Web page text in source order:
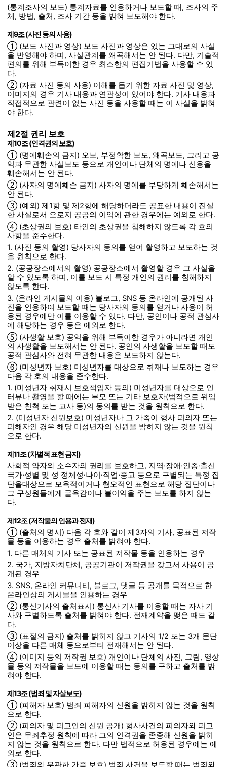
(통계조사의 보도) 통계자료를 인용하거나 보도할 때, 조사의 주
체, 방법, 출처, 조사 기간 등을 밝혀 보도해야 한다.
제9조 (사진 등의 사용)
① (보도 사진과 영상) 보도 사진과 영상은 있는 그대로의 사실
을 반영해야 하며, 사실관계를 왜곡해서는 안 된다. 다만, 기술적
편의를 위해 부득이한 경우 최소한의 편집기법을 사용할 수 있
다.
② (자료 사진 등의 사용) 이해를 돕기 위한 자료 사진 및 영상,
이미지의 경우 기사 내용과 연관성이 있어야 한다. 기사 내용과
직접적으로 관련이 없는 사진 등을 사용할 때는 이 사실을 밝혀
야 한다.
제2절 권리 보호
제10조 (인격권의 보호)
① (명예훼손의 금지) 오보, 부정확한 보도, 왜곡보도, 그리고 공
익과 무관한 사실보도 등으로 개인이나 단체의 명예나 신용을
훼손해서는 안 된다.
② (사자의 명예훼손 금지) 사자의 명예를 부당하게 훼손해서는
안 된다.
③ (예외) 제1항 및 제2항에 해당하더라도 공표한 내용이 진실
한 사실로서 오로지 공공의 이익에 관한 경우에는 예외로 한다.
④ (초상권의 보호) 타인의 초상권을 침해하지 않도록 각 호의
사항을 준수한다.
1. (사진 등의 촬영) 당사자의 동의를 얻어 촬영하고 보도하는 것
을 원칙으로 한다.
2. (공공장소에서의 촬영) 공공장소에서 촬영할 경우 그 사실을
알 수 있도록 하며, 이를 보도 시 특정 개인의 권리를 침해하지
않도록 한다.
3. (온라인 게시물의 이용) 블로그, SNS 등 온라인에 공개된 사
진을 인용하여 보도할 때는 당사자의 동의를 얻거나 사용이 허
용된 경우에만 이를 이용할 수 있다. 다만, 공인이나 공적 관심사
에 해당하는 경우 등은 예외로 한다.
⑤ (사생활 보호) 공익을 위해 부득이한 경우가 아니라면 개인
의 사생활을 보도해서는 안 된다. 공인의 사생활을 보도할 때도
공적 관심사와 전혀 무관한 내용은 보도하지 않는다.
⑥ (미성년자 보호) 미성년자를 대상으로 취재나 보도하는 경우
다음 각 호의 내용을 준수한다.
1. (미성년자 취재시 보호책임자 동의) 미성년자를 대상으로 인
터뷰나 촬영을 할 때에는 부모 또는 기타 보호자(법적으로 위임
받은 친척 또는 교사 등)의 동의를 받는 것을 원칙으로 한다.
2. (미성년자 신원보호) 미성년자나 그 가족이 형사 피의자 또는
피해자인 경우 해당 미성년자의 신원을 밝히지 않는 것을 원칙
으로 한다.
제11조 (차별적 표현 금지)
사회적 약자와 소수자의 권리를 보호하고, 지역·장애·인종·출신
국가·성별 및 성 정체성·나이·직업·종교 등으로 구별되는 특정 집
단을대상으로 모욕적이거나 혐오적인 표현으로 해당 집단이나
그 구성원들에게 굴욕감이나 불이익을 주는 보도를 하지 않는
다.
제12조 (저작물의 인용과 전재)
① (출처의 명시) 다음 각 호와 같이 제3자의 기사, 공표된 저작
물 등을 이용하는 경우 출처를 밝혀야 한다.
1. 다른 매체의 기사 또는 공표된 저작물 등을 인용하는 경우
2. 국가, 지방자치단체, 공공기관이 저작권을 갖고서 사용이 공
개된 경우
3. SNS, 온라인 커뮤니티, 블로그, 댓글 등 공개를 목적으로 한
온라인상의 게시물을 인용하는 경우
② (통신기사의 출처표시) 통신사 기사를 이용할 때는 자사 기
사와 구별하도록 출처를 밝혀야 한다. 전재계약을 맺은 때도 같
다.
③ (표절의 금지) 출처를 밝히지 않고 기사의 1/2 또는 3개 문단
이상을 다른 매체 등으로부터 전재해서는 안 된다.
④ (이미지 등의 저작권 보호) 개인이나 단체의 사진, 그림, 영상
물 등의 저작물을 보도에 이용할 때는 동의를 구하고 출처를 밝
혀야 한다.
제13조 (범죄 및 자살보도)
① (피해자 보호) 범죄 피해자의 신원을 밝히지 않는 것을 원칙
으로 한다.
② (피의자 및 피고인의 신원 공개) 형사사건의 피의자와 피고
인은 무죄추정 원칙에 따라 그의 인격권을 존중해 신원을 밝히
지 않는 것을 원칙으로 한다. 다만 법적으로 허용된 경우에는 예
외로 한다.
③ (범죄와 무관한 가족 보호) 범죄 사건을 보도할 때는 범죄와